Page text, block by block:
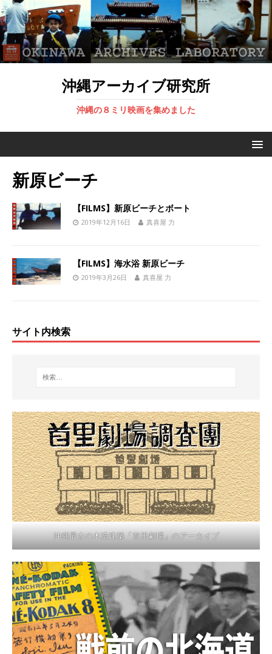
沖縄アーカイブ研究所
沖縄の８ミリ映画を集めました
新原ビーチ
【FILMS】新原ビーチとボート
2019年12月16日 真喜屋 力
【FILMS】海水浴 新原ビーチ
2019年3月26日 真喜屋 力
サイト内検索
沖縄最古の木造建築「首里劇場」のアーカイブ